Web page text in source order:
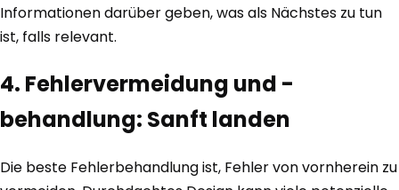
Informationen darüber geben, was als Nächstes zu tun
ist, falls relevant.
4. Fehlervermeidung und -
behandlung: Sanft landen
Die beste Fehlerbehandlung ist, Fehler von vornherein zu